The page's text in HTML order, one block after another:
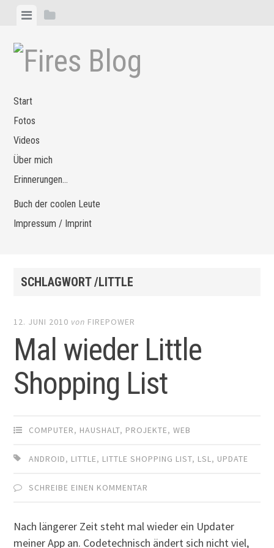
Zum
springen
MenüSeitenleiste
Start
Fotos
Videos
Über mich
Erinnerungen…
Buch der coolen Leute
Impressum / Imprint
SCHLAGWORT /LITTLE
12. JUNI 2010 von FIREPOWER
Mal wieder Little
Shopping List
COMPUTER, HAUSHALT, PROJEKTE,WEB
ANDROID, LITTLE, LITTLE SHOPPING LIST, LSL, UPDATE
SCHREIBE EINEN KOMMENTAR
Nach längerer Zeit steht mal wieder ein Updater
meiner App an. Codetechnisch ändert sich nicht viel,